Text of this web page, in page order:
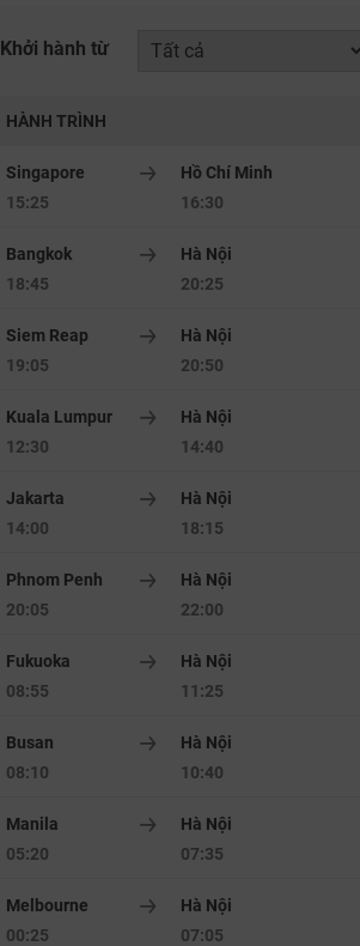
Khởi hành từ
HÀNH TRÌNH
Singapore
Hồ Chí Minh
15:25
16:30
Bangkok
Hà Nội
18:45
20:25
Siem Reap
Hà Nội
19:05
20:50
Kuala Lumpur
Hà Nội
12:30
14:40
Jakarta
Hà Nội
14:00
18:15
Phnom Penh
Hà Nội
20:05
22:00
Fukuoka
Hà Nội
08:55
11:25
Busan
Hà Nội
08:10
10:40
Manila
Hà Nội
05:20
07:35
Melbourne
Hà Nội
00:25
07:05